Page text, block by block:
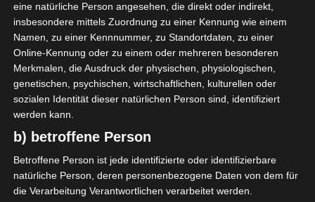
LIGUE 1
Liga 1 Tunesien:
Nachholbegegnungen
aus der Hinspielrunde
(16. – 28. Februar 2021)
eine natürliche Person angesehen, die direkt oder indirekt,
insbesondere mittels Zuordnung zu einer Kennung wie einem
Namen, zu einer Kennnummer, zu Standortdaten, zu einer
Online-Kennung oder zu einem oder mehreren besonderen
Merkmalen, die Ausdruck der physischen, physiologischen,
genetischen, psychischen, wirtschaftlichen, kulturellen oder
sozialen Identität dieser natürlichen Person sind, identifiziert
werden kann.
b) betroffene Person
Betroffene Person ist jede identifizierte oder identifizierbare
natürliche Person, deren personenbezogene Daten von dem für
die Verarbeitung Verantwortlichen verarbeitet werden.